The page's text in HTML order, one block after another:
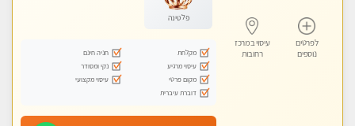
לפרטים
נוספים
עיסוי במרכז
רחובות
פלטינה
מקלחת
חניה חינם
עיסוי מרגיע
נקי ומסודר
מקום פרטי
עיסוי מקצועי
דוברת עיברית